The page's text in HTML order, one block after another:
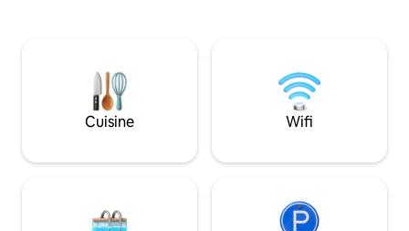
le XVIIe et le XVIIIe siècle dans le
Baroque sicilien du Val di Noto
Patrimoine Unesco.
Cuisine Wifi